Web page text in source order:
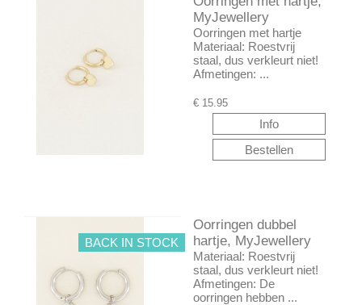
MyJewellery
Oorringen met hartje
Materiaal: Roestvrij
staal, dus verkleurt niet!
Afmetingen: ...
€ 15.95
BACK IN STOCK
Oorringen dubbel
hartje, MyJewellery
Materiaal: Roestvrij
staal, dus verkleurt niet!
Afmetingen: De
oorringen hebben ...